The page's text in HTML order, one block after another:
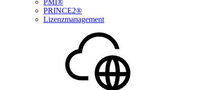
PMI®
PRINCE2®
Lizenzmanagement